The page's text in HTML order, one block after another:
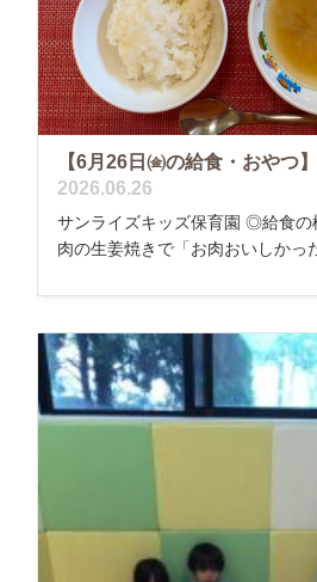
【6月26日㈮の給食・おやつ】
2026.06.26
サンライズキッズ保育園 ◎給食の
肉の生姜焼きで「お肉おいしかっ